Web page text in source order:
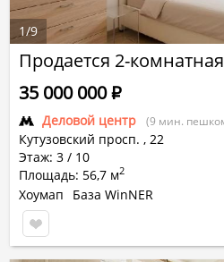
Продается 2-
Деловой центр (9 мин.
Кутузовский просп. , 22
Этаж: 3 / 10
Площадь: 56,7 м2
35 000 000Р
Хоумап
База WinNER
1/9